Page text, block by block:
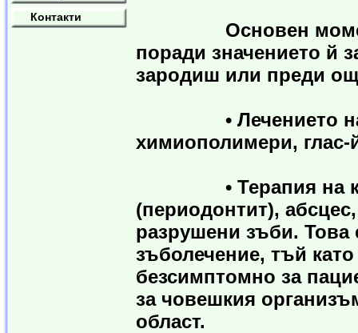
Контакти
Основен момент в
поради значението й
зародиш или преди
• Лечението на
химиополимери,
• Терапия на
(периодонтит),
разрушени зъби. Това
зъболечение, тъй
безсимптомно за
за човешкия
област.